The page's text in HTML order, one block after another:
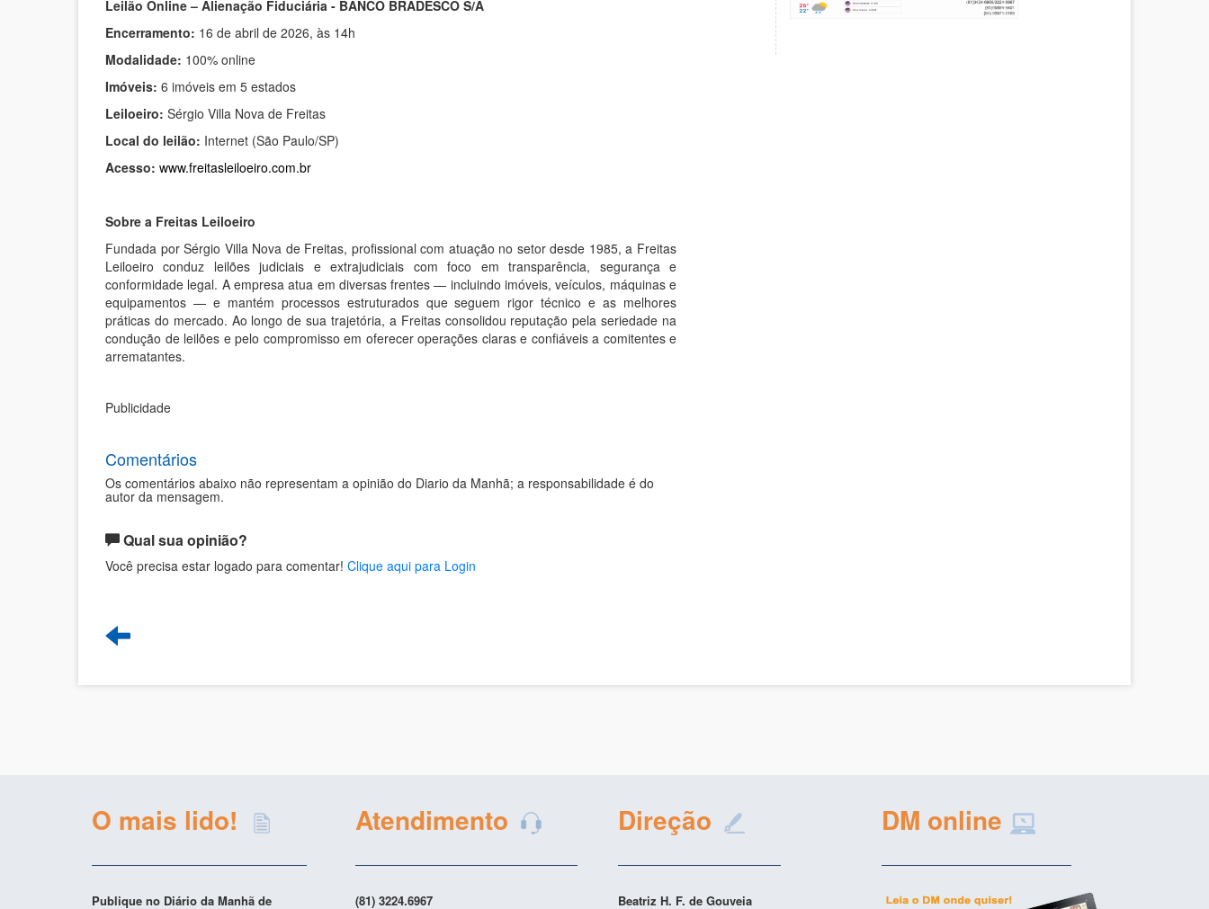
Leilão Online – Alienação Fiduciária - BANCO BRADESCO S/A
Encerramento: 16 de abril de 2026, às 14h
Modalidade: 100% online
Imóveis: 6 imóveis em 5 estados
Leiloeiro: Sérgio Villa Nova de Freitas
Local do leilão: Internet (São Paulo/SP)
Acesso: www.freitasleiloeiro.com.br
Sobre a Freitas Leiloeiro
Fundada por Sérgio Villa Nova de Freitas, profissional com atuação no setor desde 1985, a Freitas
Leiloeiro conduz leilões judiciais e extrajudiciais com foco em transparência, segurança e
conformidade legal. A empresa atua em diversas frentes — incluindo imóveis, veículos, máquinas e
equipamentos — e mantém processos estruturados que seguem rigor técnico e as melhores
práticas do mercado. Ao longo de sua trajetória, a Freitas consolidou reputação pela seriedade na
condução de leilões e pelo compromisso em oferecer operações claras e confiáveis a comitentes e
arrematantes.
Publicidade
Comentários
Os comentários abaixo não representam a opinião do Diario da Manhã; a responsabilidade é do
autor da mensagem.
Qual sua opinião?
Você precisa estar logado para comentar! Clique aqui para Login
O mais lido!
Publique no Diário da Manhã de
Atendimento
(81) 3224.6967
Direção
Beatriz H. F. de Gouveia
DM online